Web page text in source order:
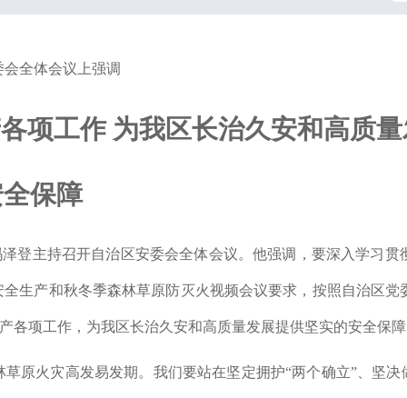
全体会议上强调
项工作 为我区长治久安和高质
保障
登主持召开自治区安委会全体会议。他强调，要深入学习贯
生产和秋冬季森林草原防灭火视频会议要求，按照自治区党
项工作，为我区长治久安和高质量发展提供坚实的安全保障
原火灾高发易发期。我们要站在坚定拥护“两个确立”、坚决